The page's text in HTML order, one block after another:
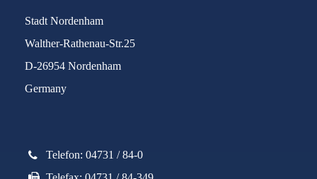
Stadt Nordenham
Walther-Rathenau-Str.25
D-26954 Nordenham
Germany
Telefon: 04731 / 84-0